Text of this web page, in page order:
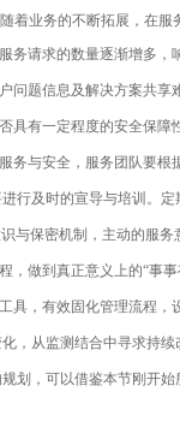
着业务的不断拓展，在
请求的数量逐渐增多，
题信息及解决方案共享
有一定程度的安全保障
与安全，服务团队要根
行及时的宣导与培训。
保密机制，主动的服务
做到真正意义上的“事事
，有效固化管理流程，
，从监测结合中寻求持
划，可以借鉴本节刚开始